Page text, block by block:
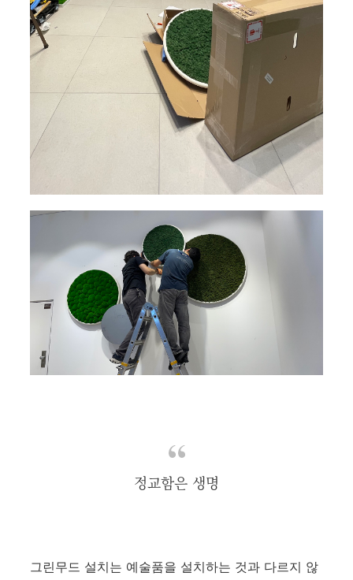
정교함은 생명
그린무드 설치는 예술품을 설치하는 것과 다르지 않